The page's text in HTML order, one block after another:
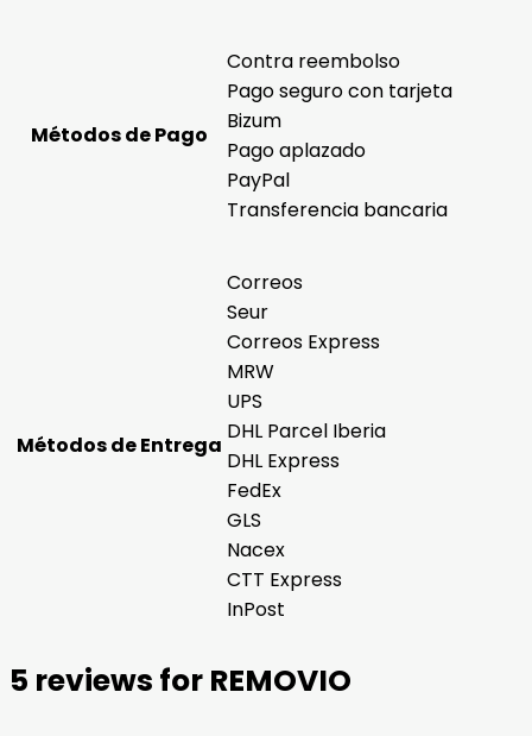
Métodos de Pago
Contra reembolso
Pago seguro con tarjeta
Bizum
Pago aplazado
PayPal
Transferencia bancaria
Métodos de Entrega
Correos
Seur
Correos Express
MRW
UPS
DHL Parcel Iberia
DHL Express
FedEx
GLS
Nacex
CTT Express
InPost
5 reviews for REMOVIO